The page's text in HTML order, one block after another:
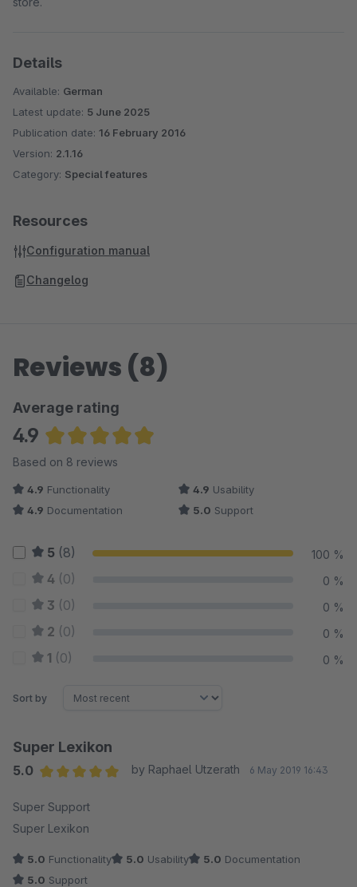
Details
Available: German
Latest update: 5 June 2025
Publication date: 16 February 2016
Version: 2.1.16
Category: Special features
Resources
Configuration manual
Changelog
Reviews (8)
Average rating
4.9
Average rating of 4.94 out of 5 stars
Based on 8 reviews
4.9 Functionality 4.9 Usability
4.9 Documentation 5.0 Support
5 (8) 100 %
4 (0) 0 %
3 (0) 0 %
2 (0) 0 %
1 (0) 0 %
Sort by
Super Lexikon
5.0
by Raphael Utzerath 6 May 2019 16:43
Super Support
Super Lexikon
5.0 Functionality 5.0 Usability 5.0 Documentation
5.0 Support